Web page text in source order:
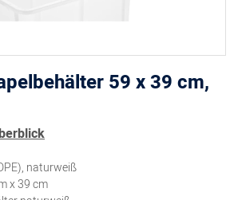
59 x 39 cm,
naturweiß
x 39 cm